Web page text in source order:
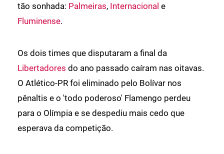
tão sonhada: Palmeiras, Internacional e
Fluminense.
Os dois times que disputaram a final da
Libertadores do ano passado caíram nas oitavas.
O Atlético-PR foi eliminado pelo Bolívar nos
pênaltis e o 'todo poderoso' Flamengo perdeu
para o Olímpia e se despediu mais cedo que
esperava da competição.